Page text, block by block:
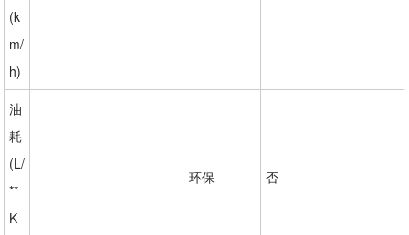
(k
m/
h)
油
耗
(L/
**
K
环保 否